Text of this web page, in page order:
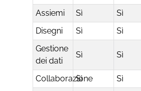
Assiemi
Sì Sì
Disegni
Sì Sì
Gestione
dei dati
Sì Sì
Collaborazione
Sì Sì